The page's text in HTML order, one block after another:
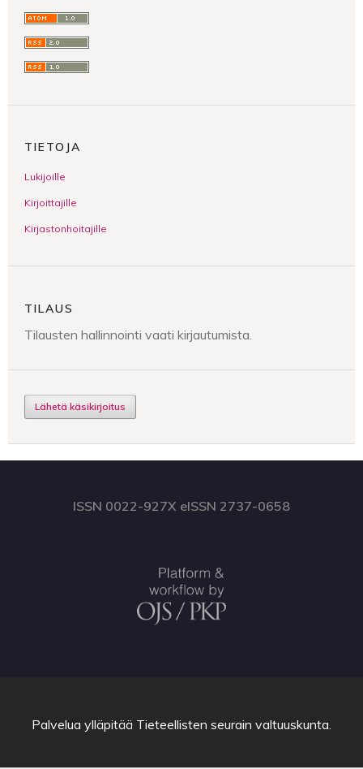
TIETOJA
Lukijoille
Kirjoittajille
Kirjastonhoitajille
TILAUS
Tilausten hallinnointi vaati kirjautumista.
Lähetä käsikirjoitus
ISSN 0022-927X eISSN 2737-0658
Palvelua ylläpitää Tieteellisten seurain valtuuskunta.